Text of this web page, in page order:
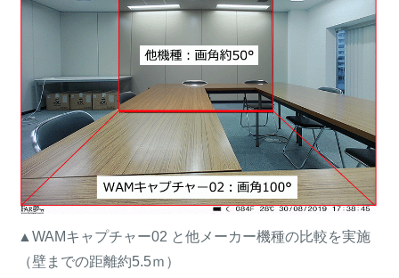
▲WAMキャプチャー02 と他メーカー機種の比較を実施
（壁までの距離約5.5ｍ）